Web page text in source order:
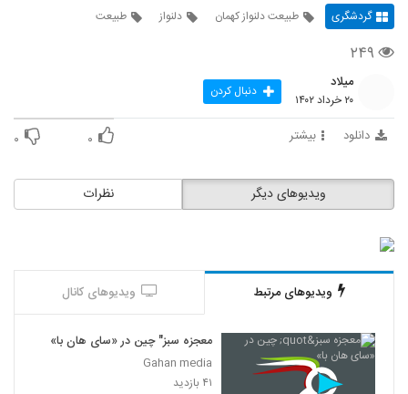
گردشگری طبیعت دلنواز کهمان دلنواز طبیعت
۲۴۹
میلاد
۲۰ خرداد ۱۴۰۲ دنبال کردن
دانلود بیشتر ۰ ۰
نظرات ویدیوهای دیگر
ویدیوهای مرتبط ویدیوهای کانال
معجزه سبز" چین در «سای هان با»
Gahan media
۴۱ بازدید